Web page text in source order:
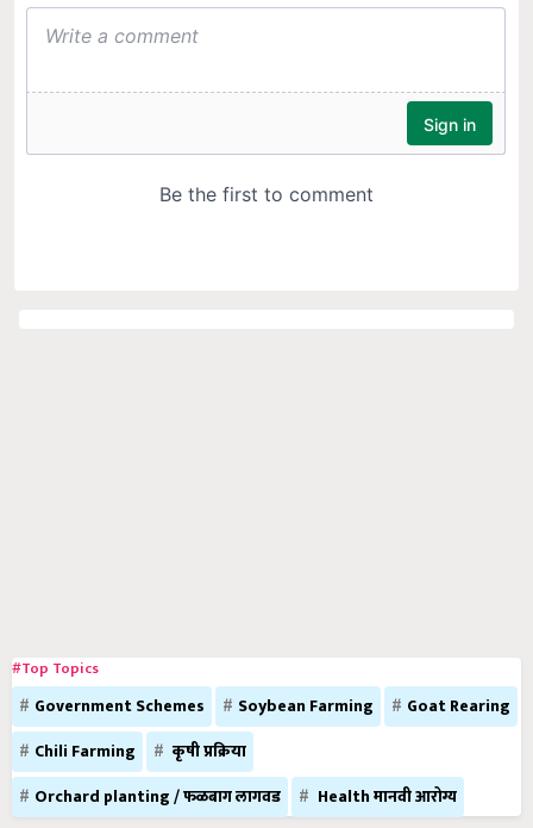
#Top Topics
Government Schemes Soybean Farming
Goat Rearing
Chili Farming
कृषी प्रक्रिया
Orchard planting / फळबाग लागवड
Health मानवी आरोग्य